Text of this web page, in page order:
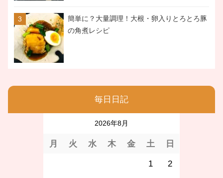
簡単に？大量調理！大根・卵入りとろとろ豚
の角煮レシピ
毎日日記
2026年8月
月 火 水 木 金 土 日
1 2